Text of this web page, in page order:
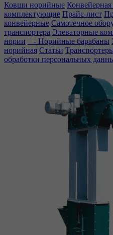
Ковши норийные Конвейерная
комплектующие Прайс-лист
конвейерные Самотечное
транспортера Элеваторные
нории
- Норийные барабаны
норийная Статьи
обработки персональных